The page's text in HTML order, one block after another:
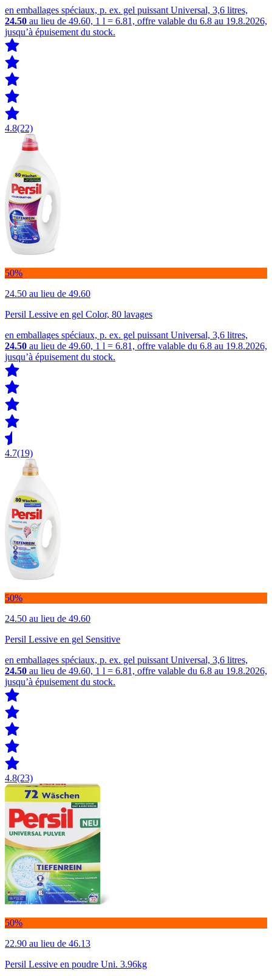
en emballages spéciaux, p. ex. gel puissant Universal, 3,6 litres,
24.50 au lieu de 49.60, 1 l = 6.81, offre valable du 6.8 au 19.8.2026,
jusqu’à épuisement du stock.
4.8(22)
50%
24.50 au lieu de 49.60
Persil Lessive en gel Color, 80 lavages
en emballages spéciaux, p. ex. gel puissant Universal, 3,6 litres,
24.50 au lieu de 49.60, 1 l = 6.81, offre valable du 6.8 au 19.8.2026,
jusqu’à épuisement du stock.
4.7(19)
50%
24.50 au lieu de 49.60
Persil Lessive en gel Sensitive
en emballages spéciaux, p. ex. gel puissant Universal, 3,6 litres,
24.50 au lieu de 49.60, 1 l = 6.81, offre valable du 6.8 au 19.8.2026,
jusqu’à épuisement du stock.
4.8(23)
50%
22.90 au lieu de 46.13
Persil Lessive en poudre Uni. 3.96kg